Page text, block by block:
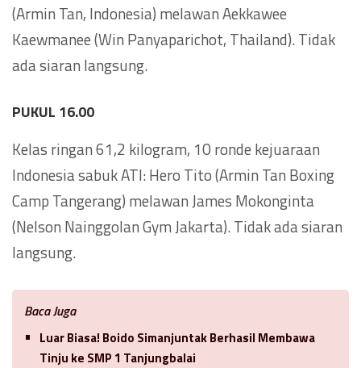
(Armin Tan, Indonesia) melawan Aekkawee
Kaewmanee (Win Panyaparichot, Thailand). Tidak
ada siaran langsung.
PUKUL 16.00
Kelas ringan 61,2 kilogram, 10 ronde kejuaraan
Indonesia sabuk ATI: Hero Tito (Armin Tan Boxing
Camp Tangerang) melawan James Mokonginta
(Nelson Nainggolan Gym Jakarta). Tidak ada siaran
langsung.
Baca Juga
Luar Biasa! Boido Simanjuntak Berhasil Membawa
Tinju ke SMP 1 Tanjungbalai